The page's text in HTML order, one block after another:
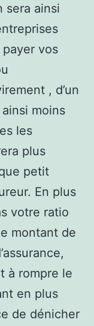
sera ainsi
payer vos
, d’un
moins
les
plus
petit
En plus
votre ratio
montant de
à rompre le
en plus
de dénicher